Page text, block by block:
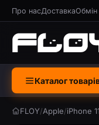
Про насДоставкаОбмін
Каталог
FLOY/Apple/iPhone